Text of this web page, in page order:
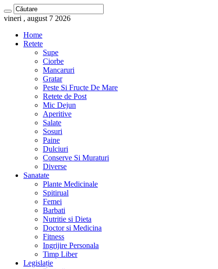
vineri , august 7 2026
Home
Retete
Supe
Ciorbe
Mancaruri
Gratar
Peste Si Fructe De Mare
Retete de Post
Mic Dejun
Aperitive
Salate
Sosuri
Paine
Dulciuri
Conserve Si Muraturi
Diverse
Sanatate
Plante Medicinale
Spitirual
Femei
Barbati
Nutritie si Dieta
Doctor si Medicina
Fitness
Ingrijire Personala
Timp Liber
Legislație